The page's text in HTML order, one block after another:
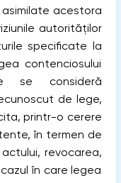
acestora
autorităţilor
specificate la
contenciosului
se consideră
de lege,
printr-o cerere
în termen de
revocarea,
în care legea